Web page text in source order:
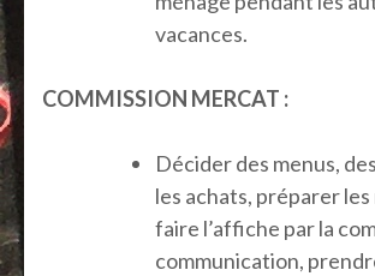
vacances.
COMMISSION MERCAT :
Décider des menus,
les achats, préparer
faire l’affiche par la
communication,